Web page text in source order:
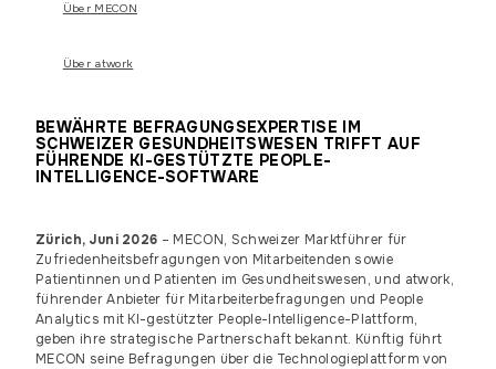
Über MECON
Über atwork
BEWÄHRTE BEFRAGUNGSEXPERTISE IM
SCHWEIZER GESUNDHEITSWESEN TRIFFT AUF
FÜHRENDE KI-GESTÜTZTE PEOPLE-
INTELLIGENCE-SOFTWARE
Zürich, Juni 2026 – MECON, Schweizer Marktführer für
Zufriedenheitsbefragungen von Mitarbeitenden sowie
Patientinnen und Patienten im Gesundheitswesen, und atwork,
führender Anbieter für Mitarbeiterbefragungen und People
Analytics mit KI-gestützter People-Intelligence-Plattform,
geben ihre strategische Partnerschaft bekannt. Künftig führt
MECON seine Befragungen über die Technologieplattform von